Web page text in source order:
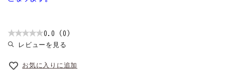
0.0（0）
レビューを見る
お気に入りに追加